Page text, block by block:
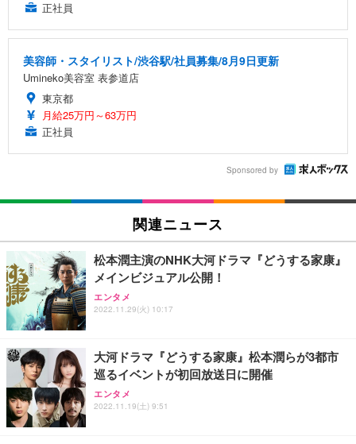
正社員
美容師・スタイリスト/渋谷駅/社員募集/8月9日更新
Umineko美容室 表参道店
東京都
月給25万円～63万円
正社員
Sponsored by
関連ニュース
松本潤主演のNHK大河ドラマ『どうする家康』
メインビジュアル公開！
エンタメ
2022.11.29(火) 10:17
大河ドラマ『どうする家康』松本潤らが3都市
巡るイベントが初回放送日に開催
エンタメ
2022.11.19(土) 9:51